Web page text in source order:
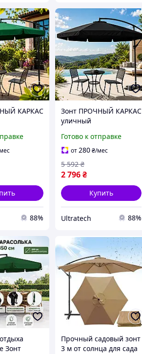
КАРКАС
зонт
отдыха
88%
Зонт ПРОЧНЫЙ КАРКАС
уличный
ПОЛЬША СТАЛЬНАЯ
РАМА ВЫДЕРЖИВАЕТ
ВЕТЕР, Большой зонт
для дома для отдыха
Готово к отправке
от280₴/мес
2 796₴
5 592 ₴
Купить
Ultratech 88%
Зонт
Прочный садовый зонт
3 м от солнца для сада